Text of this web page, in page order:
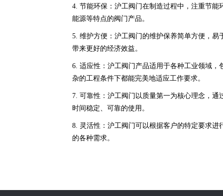
4. 节能环保：沪工阀门在制造过程中，注重节
能源等特点的阀门产品。
5. 维护方便：沪工阀门的维护保养简单方便，
带来更好的经济效益。
6. 适应性：沪工阀门产品适用于各种工业领域
杂的工程条件下都能完美地适应工作要求。
7. 可靠性：沪工阀门以质量第一为核心理念，
时间稳定、可靠的使用。
8. 灵活性：沪工阀门可以根据客户的特定要求
的各种需求。